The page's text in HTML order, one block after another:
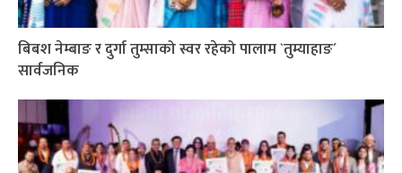
बिबश नेम्बाङ र दुर्गा तुम्साको स्वर रहेको पालाम `तुम्याहाङ´
सार्वजनिक